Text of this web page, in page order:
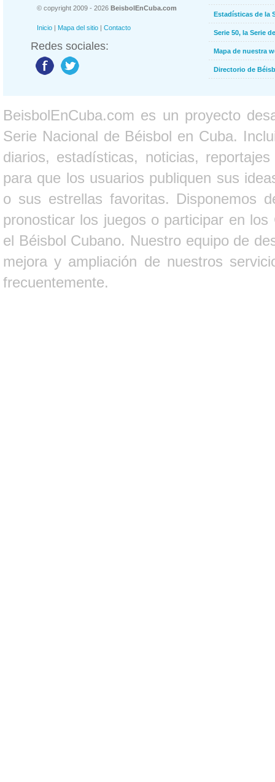
© copyright 2009 - 2026 BeisbolEnCuba.com
Inicio | Mapa del sitio | Contacto
Redes sociales:
Estadísticas de la
Serie 50, la Serie
Mapa de nuestra
Directorio de
BeisbolEnCuba.com es un proyecto
Serie Nacional de Béisbol en Cuba.
diarios, estadísticas, noticias,
para que los usuarios publiquen sus
o sus estrellas favoritas. Disponemos
pronosticar los juegos o participar en
el Béisbol Cubano. Nuestro equipo de
mejora y ampliación de nuestros
frecuentemente.